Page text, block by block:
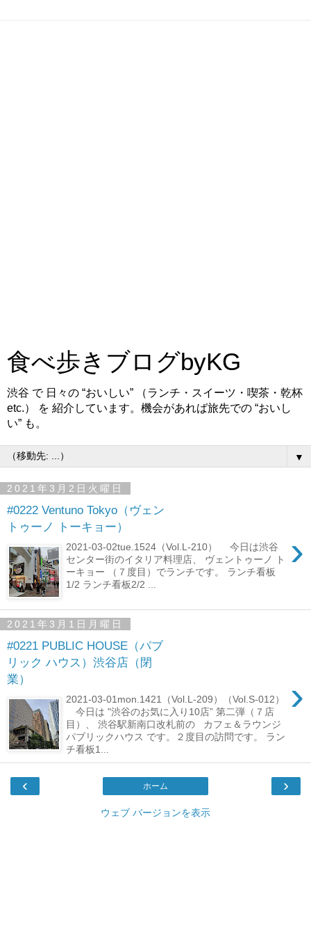
食べ歩きブログbyKG
渋谷 で 日々の “おいしい” （ランチ・スイーツ・喫茶・乾杯
etc.） を 紹介しています。機会があれば旅先での “おいし
い” も。
▼
2021年3月2日火曜日
#0222 Ventuno Tokyo（ヴェン
トゥーノ トーキョー）
›
2021-03-02tue.1524（Vol.L-210） 今日は渋谷
センター街のイタリア料理店、 ヴェントゥーノ ト
ーキョー （７度目）でランチです。 ランチ看板
1/2 ランチ看板2/2 ...
2021年3月1日月曜日
#0221 PUBLIC HOUSE（パブ
リック ハウス）渋谷店（閉
業）
›
2021-03-01mon.1421（Vol.L-209）（Vol.S-012）
今日は "渋谷のお気に入り10店” 第二弾（７店
目）、 渋谷駅新南口改札前の カフェ＆ラウンジ
パブリックハウス です。２度目の訪問です。 ラン
チ看板1...
‹ ›
ホーム
ウェブ バージョンを表示